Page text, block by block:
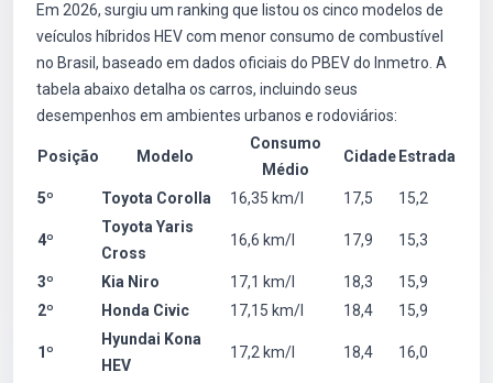
Em 2026, surgiu um ranking que listou os cinco modelos de
veículos híbridos HEV com menor consumo de combustível
no Brasil, baseado em dados oficiais do PBEV do Inmetro. A
tabela abaixo detalha os carros, incluindo seus
desempenhos em ambientes urbanos e rodoviários:
Posição Modelo
Consumo
Médio
Cidade Estrada
5º Toyota Corolla 16,35 km/l 17,5 15,2
4º
Toyota Yaris
Cross
16,6 km/l 17,9 15,3
3º Kia Niro 17,1 km/l 18,3
15,9
2º
Honda Civic 17,15 km/l 18,4 15,9
1º
Hyundai Kona
HEV
17,2 km/l 18,4 16,0